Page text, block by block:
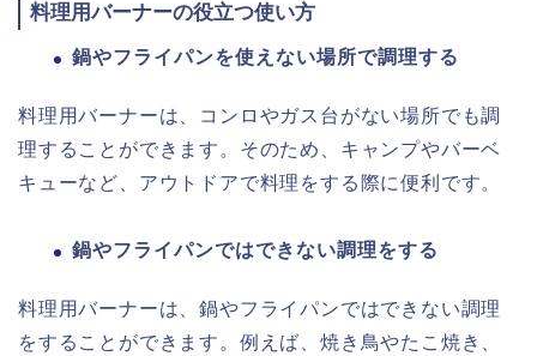
料理用バーナーの役立つ使い方
鍋やフライパンを使えない場所で調理する
料理用バーナーは、コンロやガス台がない場所でも調
理することができます。そのため、キャンプやバーベ
キューなど、アウトドアで料理をする際に便利です。
鍋やフライパンではできない調理をする
料理用バーナーは、鍋やフライパンではできない調理
をすることができます。例えば、焼き鳥やたこ焼き、